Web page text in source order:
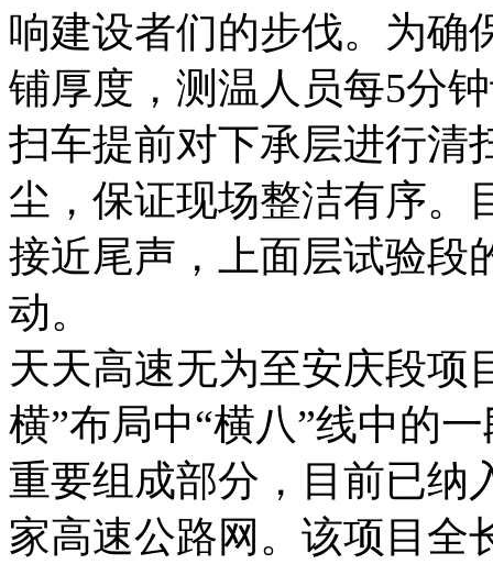
响建设者们的步伐。为确
铺厚度，测温人员每5分
扫车提前对下承层进行清
尘，保证现场整洁有序。
接近尾声，上面层试验段
动。
天天高速无为至安庆段项
横”布局中“横八”线中的
重要组成部分，目前已纳
家高速公路网。该项目全